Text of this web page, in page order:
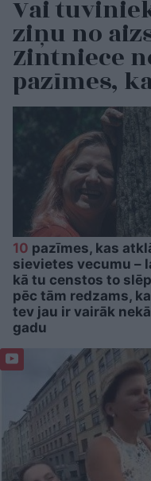
Vai
ziņu no
Zintniece
pazīmes,
10 pazīmes, kas
sievietes vecumu –
kā tu censtos to
pēc tām redzams, ka
tev jau ir vairāk
gadu